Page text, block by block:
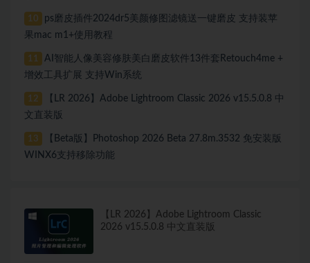
10
ps磨皮插件2024dr5美颜修图滤镜送一键磨皮 支持装苹
果mac m1+使用教程
11
AI智能人像美容修肤美白磨皮软件13件套Retouch4me +
增效工具扩展 支持Win系统
12
【LR 2026】Adobe Lightroom Classic 2026 v15.5.0.8 中
文直装版
13
【Beta版】Photoshop 2026 Beta 27.8m.3532 免安装版
WINX6支持移除功能
【LR 2026】Adobe Lightroom Classic
2026 v15.5.0.8 中文直装版